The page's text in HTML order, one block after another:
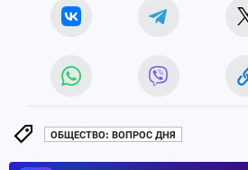
ОБЩЕСТВО: ВОПРОС ДНЯ